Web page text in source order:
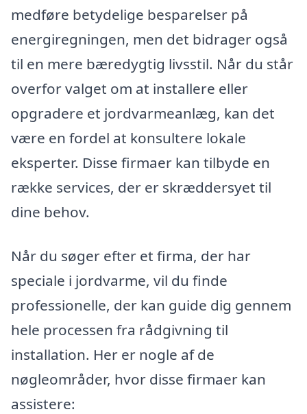
medføre betydelige besparelser på
energiregningen, men det bidrager også
til en mere bæredygtig livsstil. Når du står
overfor valget om at installere eller
opgradere et jordvarmeanlæg, kan det
være en fordel at konsultere lokale
eksperter. Disse firmaer kan tilbyde en
række services, der er skræddersyet til
dine behov.
Når du søger efter et firma, der har
speciale i jordvarme, vil du finde
professionelle, der kan guide dig gennem
hele processen fra rådgivning til
installation. Her er nogle af de
nøgleområder, hvor disse firmaer kan
assistere: